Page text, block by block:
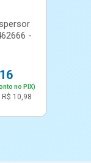
-
no PIX)
10,98